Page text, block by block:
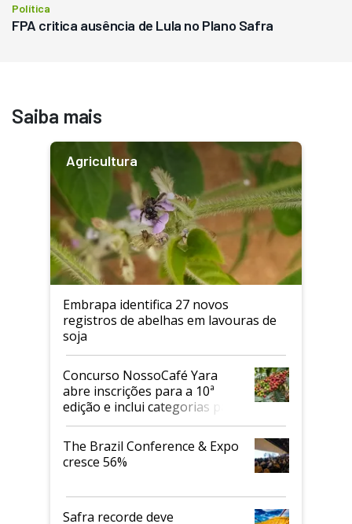
Política
FPA critica ausência de Lula no Plano Safra
Saiba mais
Agricultura
Embrapa identifica 27 novos
registros de abelhas em lavouras de
soja
Concurso NossoCafé Yara
abre inscrições para a 10ª
edição e inclui categorias para
cafés Canephora
The Brazil Conference & Expo
cresce 56%
Safra recorde deve